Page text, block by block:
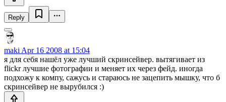
Reply
maki Apr 16 2008 at 15:04
я для себя нашёл уже лучший скринсейвер. вытягивает из
flickr лучшие фотографии и меняет их через фейд. иногда
подхожу к компу, сажусь и стараюсь не зацепить мышку, что б
скринсейвер не вырубился :)